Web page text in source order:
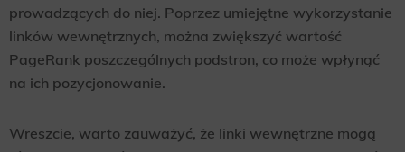
prowadzących do niej. Poprzez umiejętne wykorzystanie
linków wewnętrznych, można zwiększyć wartość
PageRank poszczególnych podstron, co może wpłynąć
na ich pozycjonowanie.
Wreszcie, warto zauważyć, że linki wewnętrzne mogą